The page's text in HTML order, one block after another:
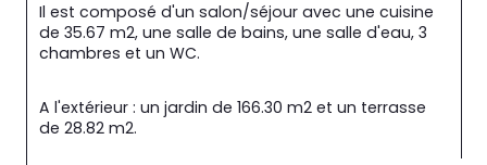
Il est composé d'un salon/séjour avec une cuisine
de 35.67 m2, une salle de bains, une salle d'eau, 3
chambres et un WC.
A l'extérieur : un jardin de 166.30 m2 et un terrasse
de 28.82 m2.